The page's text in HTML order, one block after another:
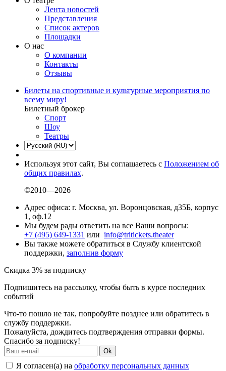
Лента новостей
Представления
Список актеров
Площадки
О нас
О компании
Контакты
Отзывы
Билеты на спортивные и культурные мероприятия по
всему миру!
Билетный брокер
Спорт
Шоу
Театры
Используя этот сайт, Вы соглашаетесь с Положением об
общих правилах.
©2010—2026
Адрес офиса: г. Москва, ул. Воронцовская, д35Б, корпус
1, оф.12
Мы будем рады ответить на все Ваши вопросы:
+7 (495) 649-1331 или info@tritickets.theater
Вы также можете обратиться в Службу клиентской
поддержки, заполнив форму
Скидка 3% за подписку
Подпишитесь на рассылку, чтобы быть в курсе последних
событий
Что-то пошло не так, попробуйте позднее или обратитесь в
службу поддержки.
Пожалуйста, дождитесь подтверждения отправки формы.
Спасибо за подписку!
Ok
Я согласен(а) на обработку персональных данных